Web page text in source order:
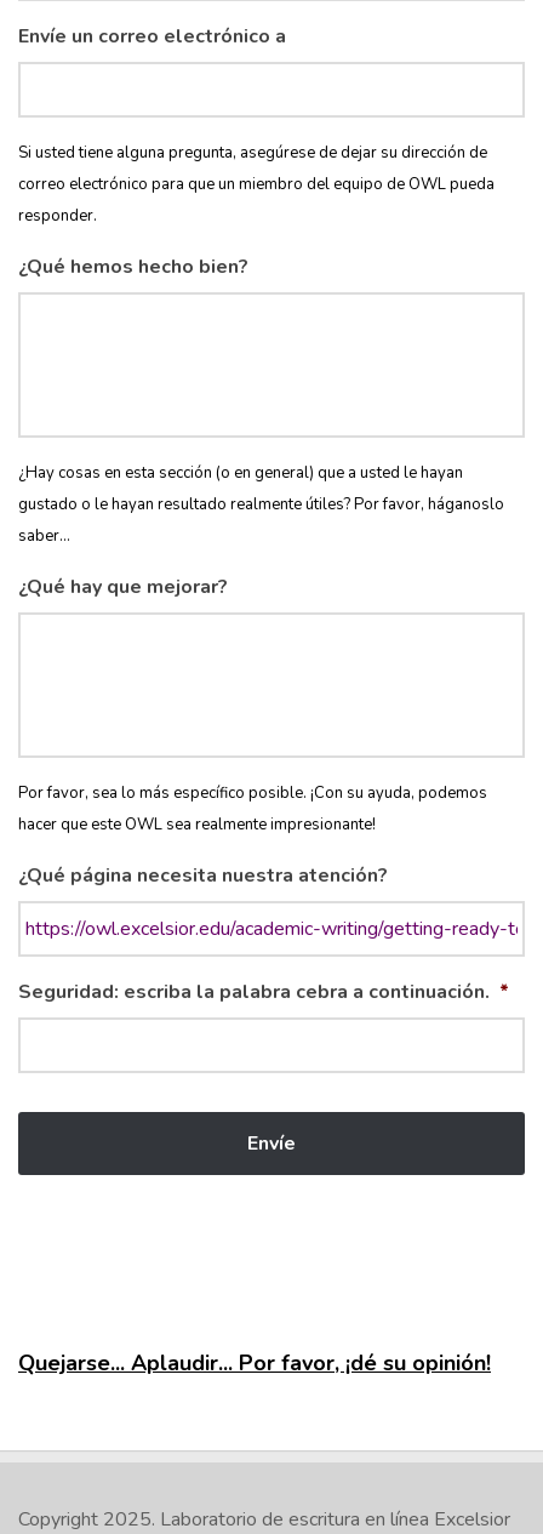
Envíe un correo electrónico a
Si usted tiene alguna pregunta, asegúrese de dejar su dirección de
correo electrónico para que un miembro del equipo de OWL pueda
responder.
¿Qué hemos hecho bien?
¿Hay cosas en esta sección (o en general) que a usted le hayan
gustado o le hayan resultado realmente útiles? Por favor, háganoslo
saber...
¿Qué hay que mejorar?
Por favor, sea lo más específico posible. ¡Con su ayuda, podemos
hacer que este OWL sea realmente impresionante!
¿Qué página necesita nuestra atención?
Seguridad: escriba la palabra cebra a continuación. *
Quejarse... Aplaudir... Por favor, ¡dé su opinión!
Copyright 2025. Laboratorio de escritura en línea Excelsior